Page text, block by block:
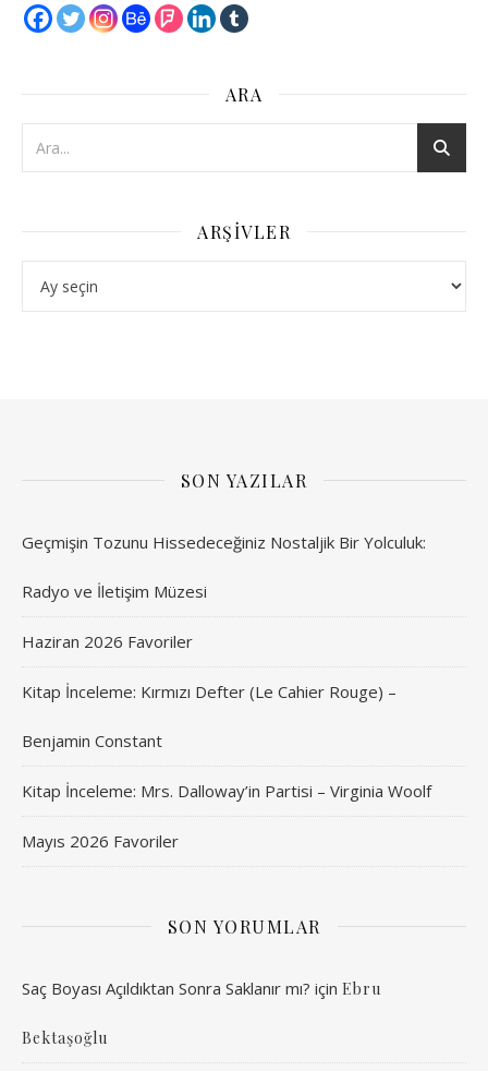
ARA
ARŞIVLER
SON YAZILAR
Geçmişin Tozunu Hissedeceğiniz Nostaljik Bir Yolculuk:
Radyo ve İletişim Müzesi
Haziran 2026 Favoriler
Kitap İnceleme: Kırmızı Defter (Le Cahier Rouge) –
Benjamin Constant
Kitap İnceleme: Mrs. Dalloway’in Partisi – Virginia Woolf
Mayıs 2026 Favoriler
SON YORUMLAR
Saç Boyası Açıldıktan Sonra Saklanır mı? için Ebru
Bektaşoğlu